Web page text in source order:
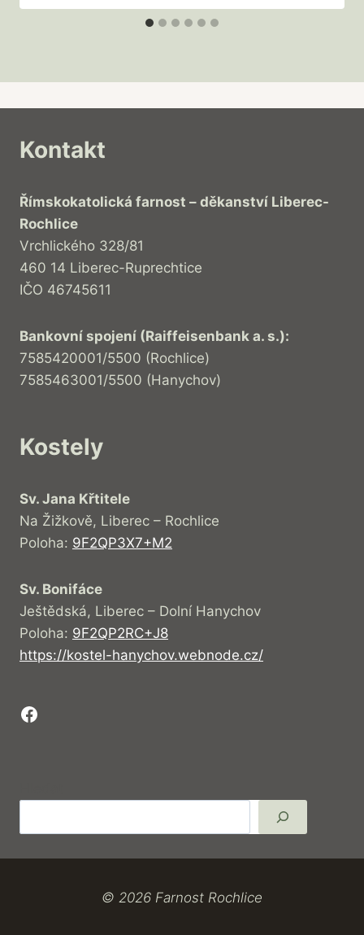
Kontakt
Římskokatolická farnost – děkanství Liberec-
Rochlice
Vrchlického 328/81
460 14 Liberec-Ruprechtice
IČO 46745611
Bankovní spojení (Raiffeisenbank a. s.):
7585420001/5500 (Rochlice)
7585463001/5500 (Hanychov)
Kostely
Sv. Jana Křtitele
Na Žižkově, Liberec – Rochlice
Poloha: 9F2QP3X7+M2
Sv. Bonifáce
Ještědská, Liberec – Dolní Hanychov
Poloha: 9F2QP2RC+J8
https://kostel-hanychov.webnode.cz/
Facebook
© 2026 Farnost Rochlice